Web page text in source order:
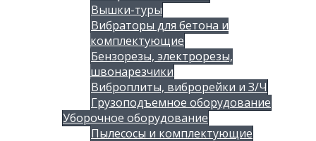
Вышки-туры
Вибраторы для бетона и
комплектующие
Бензорезы, электрорезы,
швонарезчики
Виброплиты, виброрейки и З/Ч
Грузоподъемное оборудование
Уборочное оборудование
Пылесосы и комплектующие